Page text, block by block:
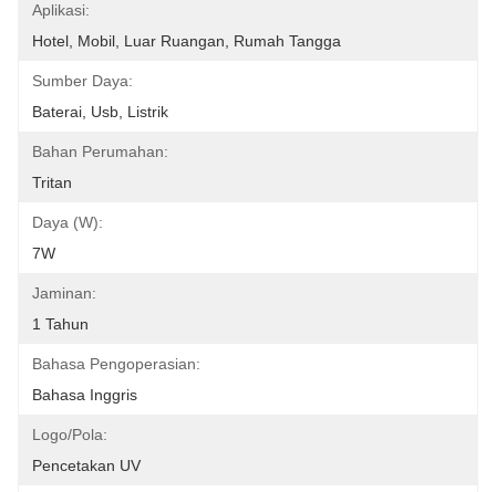
Aplikasi:
Hotel, Mobil, Luar Ruangan, Rumah Tangga
Sumber Daya:
Baterai, Usb, Listrik
Bahan Perumahan:
Tritan
Daya (W):
7W
Jaminan:
1 Tahun
Bahasa Pengoperasian:
Bahasa Inggris
Logo/Pola:
Pencetakan UV